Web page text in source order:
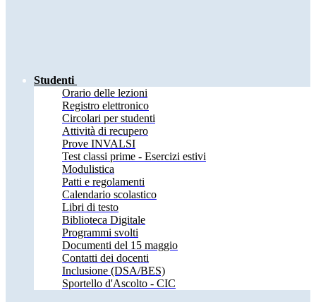
Studenti
Orario delle lezioni
Registro elettronico
Circolari per studenti
Attività di recupero
Prove INVALSI
Test classi prime - Esercizi estivi
Modulistica
Patti e regolamenti
Calendario scolastico
Libri di testo
Biblioteca Digitale
Programmi svolti
Documenti del 15 maggio
Contatti dei docenti
Inclusione (DSA/BES)
Sportello d'Ascolto - CIC